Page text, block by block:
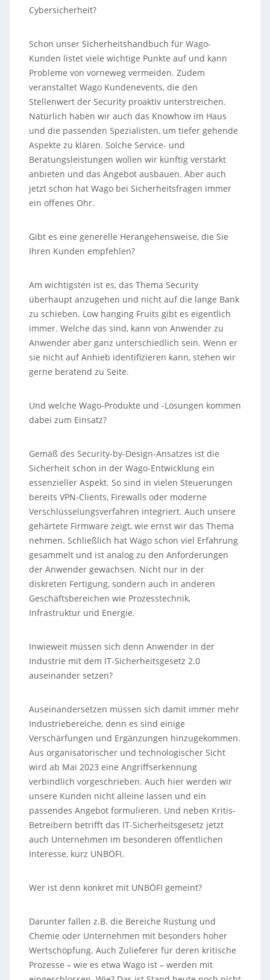
Cybersicherheit?
Schon unser Sicherheitshandbuch für Wago-
Kunden listet viele wichtige Punkte auf und kann
Probleme von vorneweg vermeiden. Zudem
veranstaltet Wago Kundenevents, die den
Stellenwert der Security proaktiv unterstreichen.
Natürlich haben wir auch das Knowhow im Haus
und die passenden Spezialisten, um tiefer gehende
Aspekte zu klären. Solche Service- und
Beratungsleistungen wollen wir künftig verstärkt
anbieten und das Angebot ausbauen. Aber auch
jetzt schon hat Wago bei Sicherheitsfragen immer
ein offenes Ohr.
Gibt es eine generelle Herangehensweise, die Sie
Ihren Kunden empfehlen?
Am wichtigsten ist es, das Thema Security
überhaupt anzugehen und nicht auf die lange Bank
zu schieben. Low hanging Fruits gibt es eigentlich
immer. Welche das sind, kann von Anwender zu
Anwender aber ganz unterschiedlich sein. Wenn er
sie nicht auf Anhieb identifizieren kann, stehen wir
gerne beratend zu Seite.
Und welche Wago-Produkte und -Lösungen kommen
dabei zum Einsatz?
Gemäß des Security-by-Design-Ansatzes ist die
Sicherheit schon in der Wago-Entwicklung ein
essenzieller Aspekt. So sind in vielen Steuerungen
bereits VPN-Clients, Firewalls oder moderne
Verschlüsselungsverfahren integriert. Auch unsere
gehärtete Firmware zeigt, wie ernst wir das Thema
nehmen. Schließlich hat Wago schon viel Erfahrung
gesammelt und ist analog zu den Anforderungen
der Anwender gewachsen. Nicht nur in der
diskreten Fertigung, sondern auch in anderen
Geschäftsbereichen wie Prozesstechnik,
Infrastruktur und Energie.
Inwieweit müssen sich denn Anwender in der
Industrie mit dem IT-Sicherheitsgesetz 2.0
auseinander setzen?
Auseinandersetzen müssen sich damit immer mehr
Industriebereiche, denn es sind einige
Verschärfungen und Ergänzungen hinzugekommen.
Aus organisatorischer und technologischer Sicht
wird ab Mai 2023 eine Angriffserkennung
verbindlich vorgeschrieben. Auch hier werden wir
unsere Kunden nicht alleine lassen und ein
passendes Angebot formulieren. Und neben Kritis-
Betreibern betrifft das IT-Sicherheitsgesetz jetzt
auch Unternehmen im besonderen öffentlichen
Interesse, kurz UNBÖFI.
Wer ist denn konkret mit UNBÖFI gemeint?
Darunter fallen z.B. die Bereiche Rüstung und
Chemie oder Unternehmen mit besonders hoher
Wertschöpfung. Auch Zulieferer für deren kritische
Prozesse – wie es etwa Wago ist – werden mit